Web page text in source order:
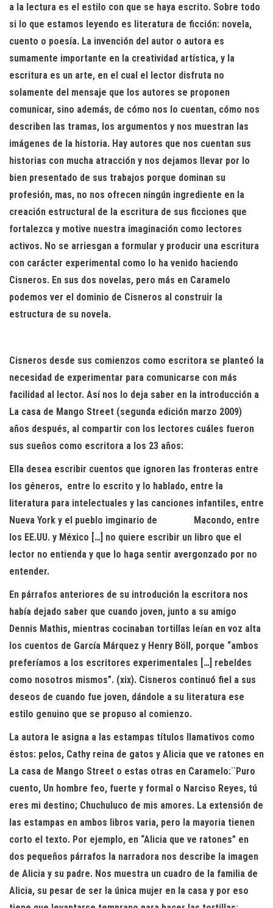
a la lectura es el estilo con que se haya escrito. Sobre todo
si lo que estamos leyendo es literatura de ficción: novela,
cuento o poesía. La invención del autor o autora es
sumamente importante en la creatividad artística, y la
escritura es un arte, en el cual el lector disfruta no
solamente del mensaje que los autores se proponen
comunicar, sino además, de cómo nos lo cuentan, cómo nos
describen las tramas, los argumentos y nos muestran las
imágenes de la historia. Hay autores que nos cuentan sus
historias con mucha atracción y nos dejamos llevar por lo
bien presentado de sus trabajos porque dominan su
profesión, mas, no nos ofrecen ningún ingrediente en la
creación estructural de la escritura de sus ficciones que
fortalezca y motive nuestra imaginación como lectores
activos. No se arriesgan a formular y producir una escritura
con carácter experimental como lo ha venido haciendo
Cisneros. En sus dos novelas, pero más en Caramelo
podemos ver el dominio de Cisneros al construir la
estructura de su novela.
Cisneros desde sus comienzos como escritora se planteó la
necesidad de experimentar para comunicarse con más
facilidad al lector. Así nos lo deja saber en la introducción a
La casa de Mango Street (segunda edición marzo 2009)
años después, al compartir con los lectores cuáles fueron
sus sueños como escritora a los 23 años:
Ella desea escribir cuentos que ignoren las fronteras entre
los géneros, entre lo escrito y lo hablado, entre la
literatura para intelectuales y las canciones infantiles, entre
Nueva York y el pueblo imginario de Macondo, entre
los EE.UU. y México […] no quiere escribir un libro que el
lector no entienda y que lo haga sentir avergonzado por no
entender.
En párrafos anteriores de su introdución la escritora nos
había dejado saber que cuando joven, junto a su amigo
Dennis Mathis, mientras cocinaban tortillas leían en voz alta
los cuentos de García Márquez y Henry Böll, porque “ambos
preferíamos a los escritores experimentales […] rebeldes
como nosotros mismos”. (xix). Cisneros continuó fiel a sus
deseos de cuando fue joven, dándole a su literatura ese
estilo genuino que se propuso al comienzo.
La autora le asigna a las estampas títulos llamativos como
éstos: pelos, Cathy reina de gatos y Alicia que ve ratones en
La casa de Mango Street o estas otras en Caramelo:¨Puro
cuento, Un hombre feo, fuerte y formal o Narciso Reyes, tú
eres mi destino; Chuchuluco de mis amores. La extensión de
las estampas en ambos libros varia, pero la mayoria tienen
corto el texto. Por ejemplo, en “Alicia que ve ratones” en
dos pequeños párrafos la narradora nos describe la imagen
de Alicia y su padre. Nos muestra un cuadro de la familia de
Alicia, su pesar de ser la única mujer en la casa y por eso